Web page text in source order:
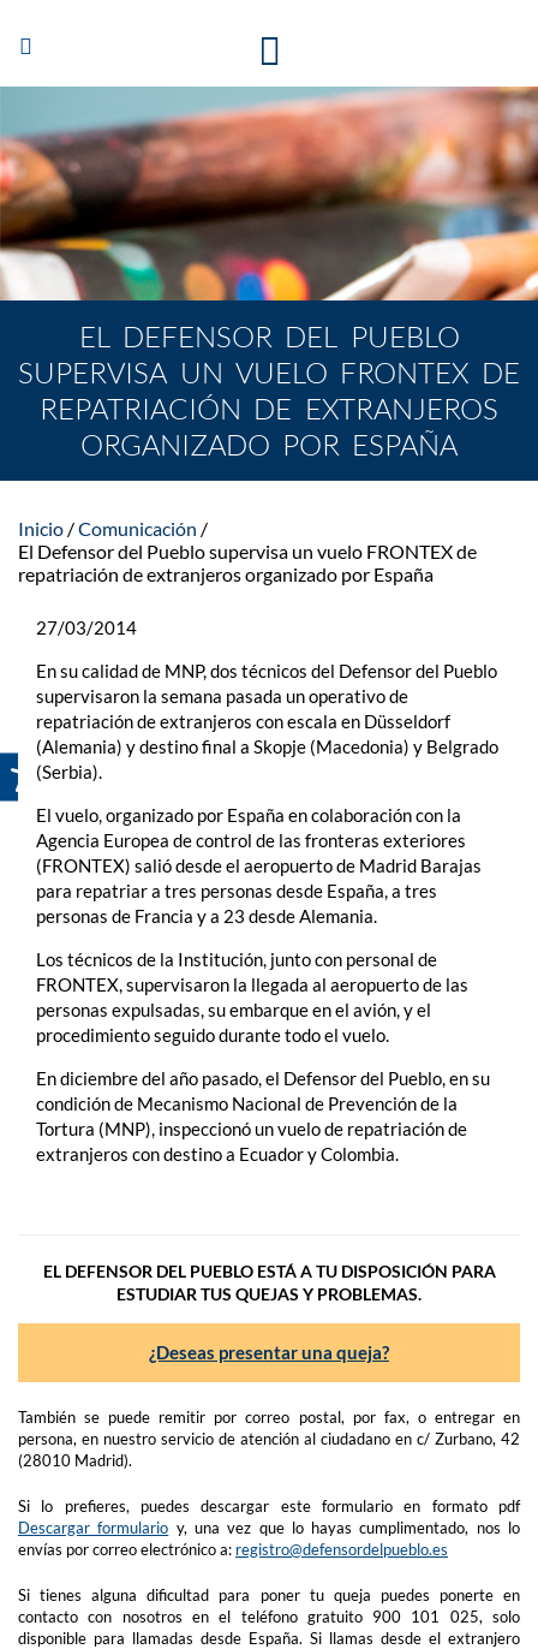
Abrir/Cerrar
navegación
EL DEFENSOR DEL PUEBLO
SUPERVISA UN VUELO FRONTEX DE
REPATRIACIÓN DE EXTRANJEROS
ORGANIZADO POR ESPAÑA
Inicio
Comunicación
El Defensor del Pueblo supervisa un vuelo FRONTEX de
repatriación de extranjeros organizado por España
27/03/2014
En su calidad de MNP, dos técnicos del Defensor del Pueblo
supervisaron la semana pasada un operativo de
repatriación de extranjeros con escala en Düsseldorf
(Alemania) y destino final a Skopje (Macedonia) y Belgrado
(Serbia).
El vuelo, organizado por España en colaboración con la
Agencia Europea de control de las fronteras exteriores
(FRONTEX) salió desde el aeropuerto de Madrid Barajas
para repatriar a tres personas desde España, a tres
personas de Francia y a 23 desde Alemania.
Los técnicos de la Institución, junto con personal de
FRONTEX, supervisaron la llegada al aeropuerto de las
personas expulsadas, su embarque en el avión, y el
procedimiento seguido durante todo el vuelo.
En diciembre del año pasado, el Defensor del Pueblo, en su
condición de Mecanismo Nacional de Prevención de la
Tortura (MNP), inspeccionó un vuelo de repatriación de
extranjeros con destino a Ecuador y Colombia.
EL DEFENSOR DEL PUEBLO ESTÁ A TU DISPOSICIÓN PARA
ESTUDIAR TUS QUEJAS Y PROBLEMAS.
¿Deseas presentar una queja?
También se puede remitir por correo postal, por fax, o entregar en
persona, en nuestro servicio de atención al ciudadano en c/ Zurbano, 42
(28010 Madrid).
Si lo prefieres, puedes descargar este formulario en formato pdf
Descargar formulario y, una vez que lo hayas cumplimentado, nos lo
envías por correo electrónico a: registro@defensordelpueblo.es
Si tienes alguna dificultad para poner tu queja puedes ponerte en
contacto con nosotros en el teléfono gratuito 900 101 025, solo
disponible para llamadas desde España. Si llamas desde el extranjero